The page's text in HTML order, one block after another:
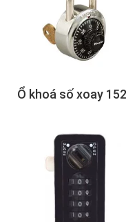
Ổ khoá số xoay